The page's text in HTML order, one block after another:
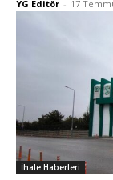
YG Editör - 17
İhale Haberleri